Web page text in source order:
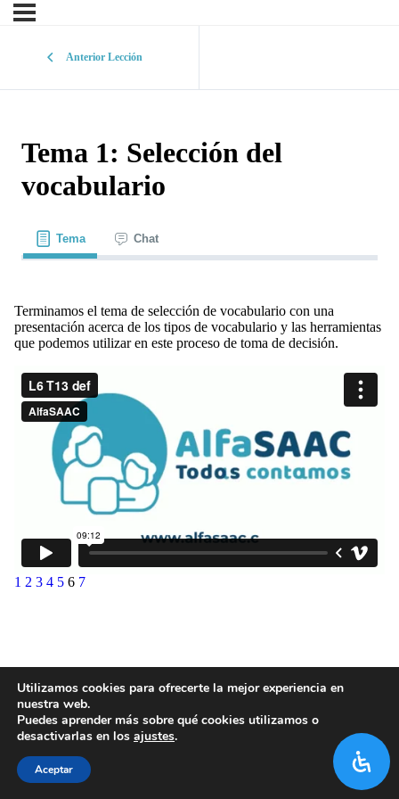
Anterior Lección
Tema 1: Selección del
vocabulario
Tema Chat
Terminamos el tema de selección de vocabulario con una
presentación acerca de los tipos de vocabulario y las herramientas
que podemos utilizar en este proceso de toma de decisión.
1 2 3 4 5 6 7
Utilizamos cookies para ofrecerte la mejor experiencia en
nuestra web.
Puedes aprender más sobre qué cookies utilizamos o
desactivarlas en los ajustes.
Aceptar